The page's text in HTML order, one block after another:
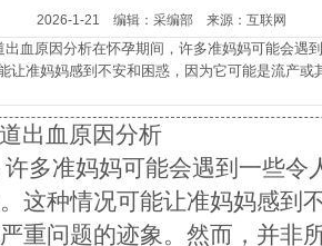
2026-1-21 编辑：采编部 来源：互联网
原因分析在怀孕期间，许多准妈妈可能会遇
让准妈妈感到不安和困惑，因为它可能是流产
出血原因分析
多准妈妈可能会遇到一些令
这种情况可能让准妈妈感到
重问题的迹象。然而，并非